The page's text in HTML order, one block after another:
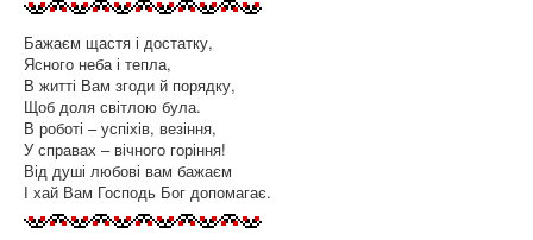
Бажаєм щастя і достатку,
Ясного неба і тепла,
В житті Вам згоди й порядку,
Щоб доля світлою була.
В роботі – успіхів, везіння,
У справах – вічного горіння!
Від душі любові вам бажаєм
І хай Вам Господь Бог допомагає.